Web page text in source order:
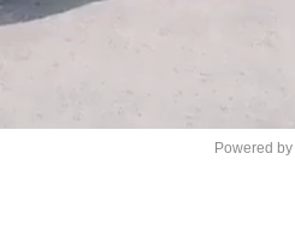
Powered by